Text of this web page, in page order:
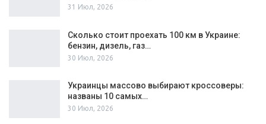
31 Июл, 2026
Сколько стоит проехать 100 км в Украине:
бензин, дизель, газ…
30 Июл, 2026
Украинцы массово выбирают кроссоверы:
названы 10 самых…
30 Июл, 2026